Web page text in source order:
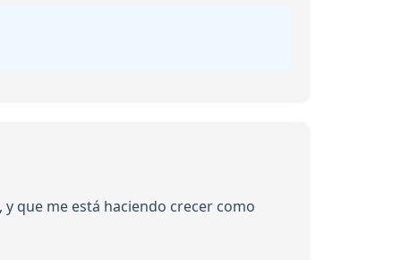
que me está haciendo crecer como